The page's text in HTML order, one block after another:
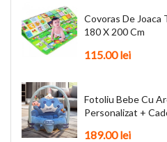
Covoras De Joaca
180 X 200 Cm
115.00lei
Fotoliu Bebe Cu
Personalizat +
189.00lei